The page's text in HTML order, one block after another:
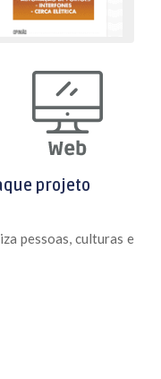
projeto
pessoas, culturas e